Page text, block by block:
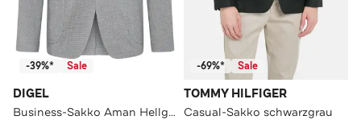
-39%* Sale
DIGEL
Business-Sakko Aman Hellgrau Slim Fit
-69%* Sale
TOMMY HILFIGER
Casual-Sakko schwarzgrau